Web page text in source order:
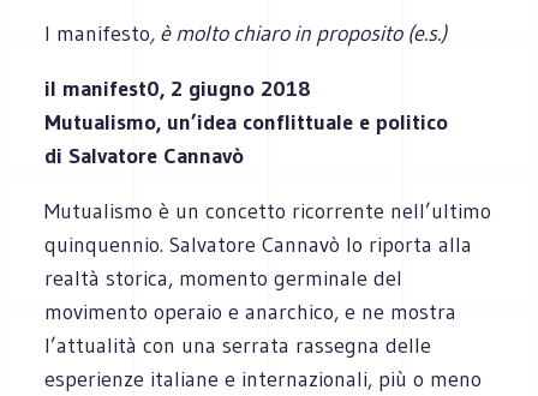
l manifesto, è molto chiaro in proposito (e.s.)
il manifest0, 2 giugno 2018
Mutualismo, un’idea conflittuale e politico
di Salvatore Cannavò
Mutualismo è un concetto ricorrente nell’ultimo
quinquennio. Salvatore Cannavò lo riporta alla
realtà storica, momento germinale del
movimento operaio e anarchico, e ne mostra
l’attualità con una serrata rassegna delle
esperienze italiane e internazionali, più o meno